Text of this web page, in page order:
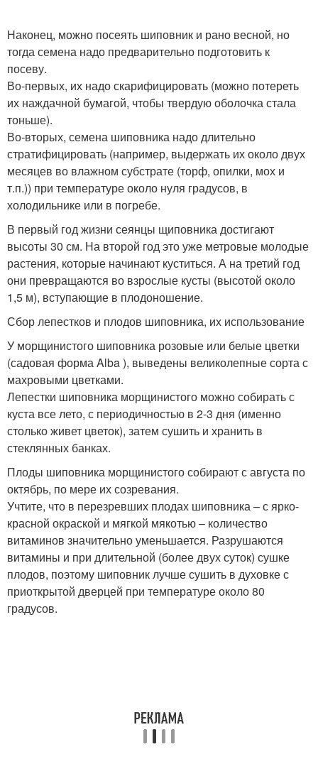
Наконец, можно посеять шиповник и рано весной, но
тогда семена надо предварительно подготовить к
посеву.
Во-первых, их надо скарифицировать (можно потереть
их наждачной бумагой, чтобы твердую оболочка стала
тоньше).
Во-вторых, семена шиповника надо длительно
стратифицировать (например, выдержать их около двух
месяцев во влажном субстрате (торф, опилки, мох и
т.п.)) при температуре около нуля градусов, в
холодильнике или в погребе.
В первый год жизни сеянцы щиповника достигают
высоты 30 см. На второй год это уже метровые молодые
растения, которые начинают куститься. А на третий год
они превращаются во взрослые кусты (высотой около
1,5 м), вступающие в плодоношение.
Сбор лепестков и плодов шиповника, их использование
У морщинистого шиповника розовые или белые цветки
(садовая форма Alba ), выведены великолепные сорта с
махровыми цветками.
Лепестки шиповника морщинистого можно собирать с
куста все лето, с периодичностью в 2-3 дня (именно
столько живет цветок), затем сушить и хранить в
стеклянных банках.
Плоды шиповника морщинистого собирают с августа по
октябрь, по мере их созревания.
Учтите, что в перезревших плодах шиповника – с ярко-
красной окраской и мягкой мякотью – количество
витаминов значительно уменьшается. Разрушаются
витамины и при длительной (более двух суток) сушке
плодов, поэтому шиповник лучше сушить в духовке с
приоткрытой дверцей при температуре около 80
градусов.